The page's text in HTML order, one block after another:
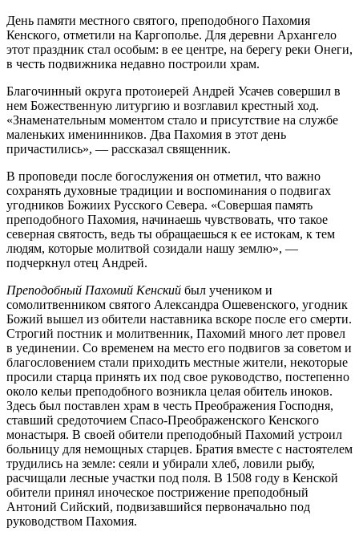
День памяти местного святого, преподобного Пахомия
Кенского, отметили на Каргополье. Для деревни Архангело
этот праздник стал особым: в ее центре, на берегу реки Онеги,
в честь подвижника недавно построили храм.
Благочинный округа протоиерей Андрей Усачев совершил в
нем Божественную литургию и возглавил крестный ход.
«Знаменательным моментом стало и присутствие на службе
маленьких именинников. Два Пахомия в этот день
причастились», — рассказал священник.
В проповеди после богослужения он отметил, что важно
сохранять духовные традиции и воспоминания о подвигах
угодников Божиих Русского Севера. «Совершая память
преподобного Пахомия, начинаешь чувствовать, что такое
северная святость, ведь ты обращаешься к ее истокам, к тем
людям, которые молитвой созидали нашу землю», —
подчеркнул отец Андрей.
Преподобный Пахомий Кенский был учеником и
сомолитвенником святого Александра Ошевенского, угодник
Божий вышел из обители наставника вскоре после его смерти.
Строгий постник и молитвенник, Пахомий много лет провел
в уединении. Со временем на место его подвигов за советом и
благословением стали приходить местные жители, некоторые
просили старца принять их под свое руководство, постепенно
около кельи преподобного возникла целая обитель иноков.
Здесь был поставлен храм в честь Преображения Господня,
ставший средоточием Спасо-Преображенского Кенского
монастыря. В своей обители преподобный Пахомий устроил
больницу для немощных старцев. Братия вместе с настоятелем
трудились на земле: сеяли и убирали хлеб, ловили рыбу,
расчищали лесные участки под поля. В 1508 году в Кенской
обители принял иноческое пострижение преподобный
Антоний Сийский, подвизавшийся первоначально под
руководством Пахомия.